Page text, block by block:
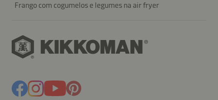
Frango com cogumelos e legumes na air fryer